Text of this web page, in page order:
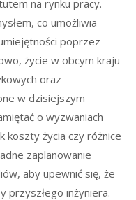
na rynku pracy.
co umożliwia
poprzez
życie w obcym kraju
oraz
w dzisiejszym
o wyzwaniach
koszty życia czy różnice
zaplanowanie
aby upewnić się, że
przyszłego inżyniera.